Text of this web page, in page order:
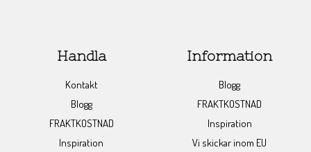
Handla
Kontakt
Blogg
FRAKTKOSTNAD
Inspiration
Information
Blogg
FRAKTKOSTNAD
Inspiration
Vi skickar inom EU